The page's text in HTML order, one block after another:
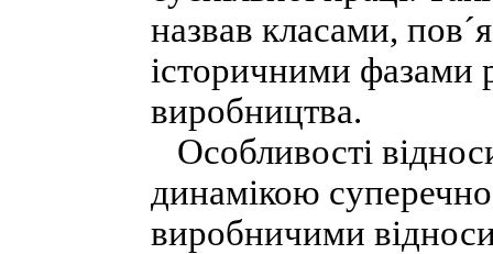
назвав класами,
історичними фазами
виробництва.
Особливості
динамікою
виробничими